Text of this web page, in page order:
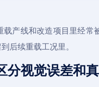
载产线和改造项目里经常
后续重载工况里。
分视觉误差和